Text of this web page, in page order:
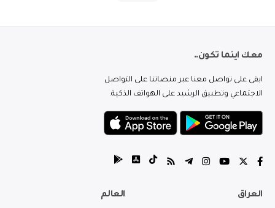
معك اينما تكون..
ابقى على تواصل معنا عبر منصاتنا على التواصل
الاجتماعي وتطبيق الرشيد على الهواتف الذكية.
العراق العالم